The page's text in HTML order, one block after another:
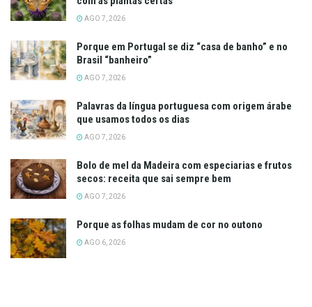
AGO 7, 2026
Porque em Portugal se diz “casa de banho” e no
Brasil “banheiro”
AGO 7, 2026
Palavras da língua portuguesa com origem árabe
que usamos todos os dias
AGO 7, 2026
Bolo de mel da Madeira com especiarias e frutos
secos: receita que sai sempre bem
AGO 7, 2026
Porque as folhas mudam de cor no outono
AGO 6, 2026